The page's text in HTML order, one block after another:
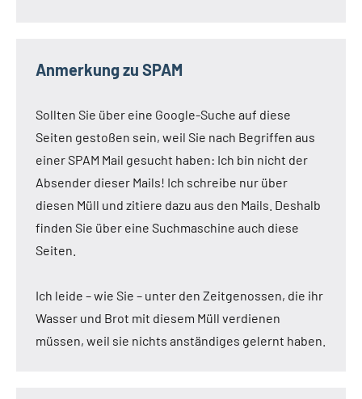
Anmerkung zu SPAM
Sollten Sie über eine Google-Suche auf diese
Seiten gestoßen sein, weil Sie nach Begriffen aus
einer SPAM Mail gesucht haben: Ich bin nicht der
Absender dieser Mails! Ich schreibe nur über
diesen Müll und zitiere dazu aus den Mails. Deshalb
finden Sie über eine Suchmaschine auch diese
Seiten.
Ich leide – wie Sie – unter den Zeitgenossen, die ihr
Wasser und Brot mit diesem Müll verdienen
müssen, weil sie nichts anständiges gelernt haben.